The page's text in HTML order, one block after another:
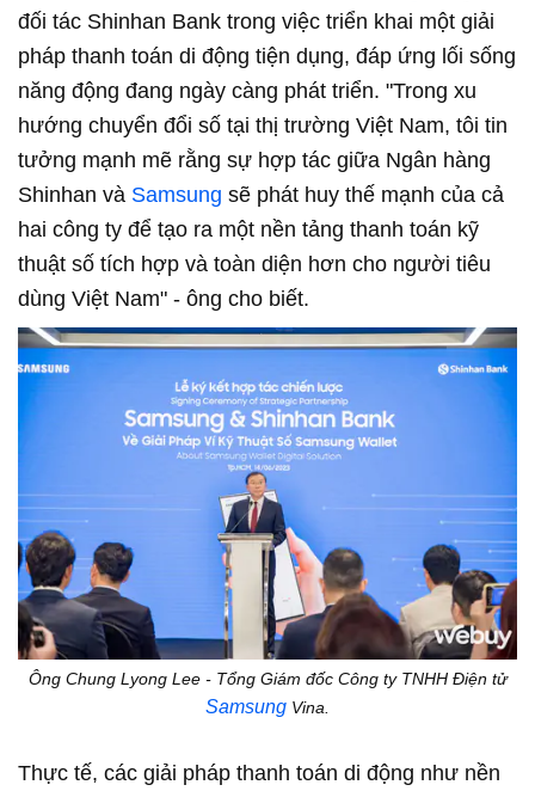
đối tác Shinhan Bank trong việc triển khai một giải
pháp thanh toán di động tiện dụng, đáp ứng lối sống
năng động đang ngày càng phát triển. "Trong xu
hướng chuyển đổi số tại thị trường Việt Nam, tôi tin
tưởng mạnh mẽ rằng sự hợp tác giữa Ngân hàng
Shinhan và Samsung sẽ phát huy thế mạnh của cả
hai công ty để tạo ra một nền tảng thanh toán kỹ
thuật số tích hợp và toàn diện hơn cho người tiêu
dùng Việt Nam" - ông cho biết.
Ông Chung Lyong Lee - Tổng Giám đốc Công ty TNHH Điện tử
Samsung Vina.
Thực tế, các giải pháp thanh toán di động như nền